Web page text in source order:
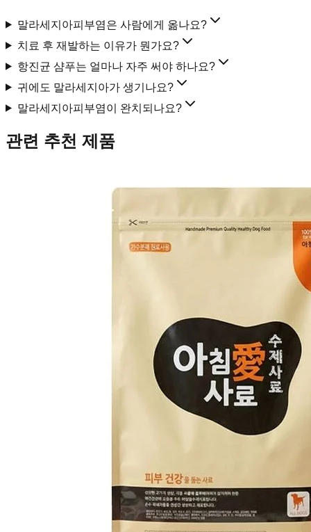
말라세지아피부염은 사람에게 옮나요?
치료 후 재발하는 이유가 뭔가요?
항진균 샴푸는 얼마나 자주 써야 하나요?
귀에도 말라세지아가 생기나요?
말라세지아피부염이 완치되나요?
관련 추천 제품